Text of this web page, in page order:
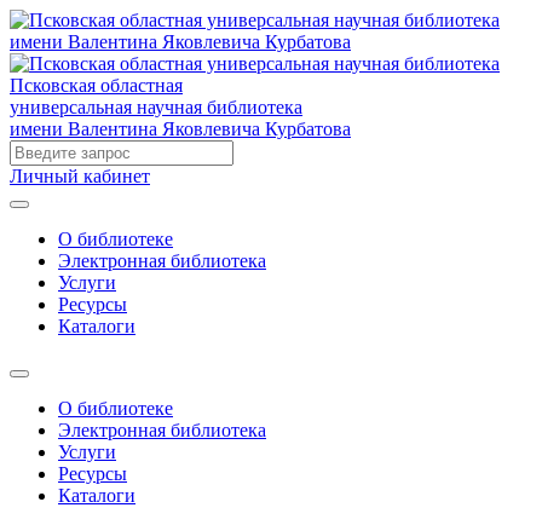
Псковская областная
универсальная научная библиотека
имени Валентина Яковлевича Курбатова
Личный кабинет
О библиотеке
Электронная библиотека
Услуги
Ресурсы
Каталоги
О библиотеке
Электронная библиотека
Услуги
Ресурсы
Каталоги